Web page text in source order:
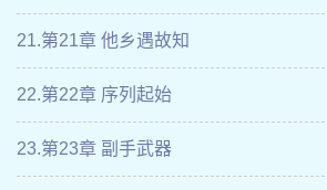
21.第21章 他乡遇故知
22.第22章 序列起始
23.第23章 副手武器